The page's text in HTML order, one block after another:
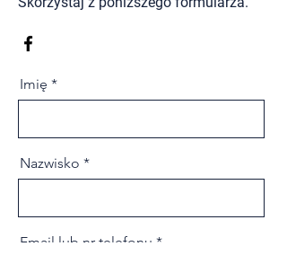
Imię
Nazwisko
Email lub nr telefonu